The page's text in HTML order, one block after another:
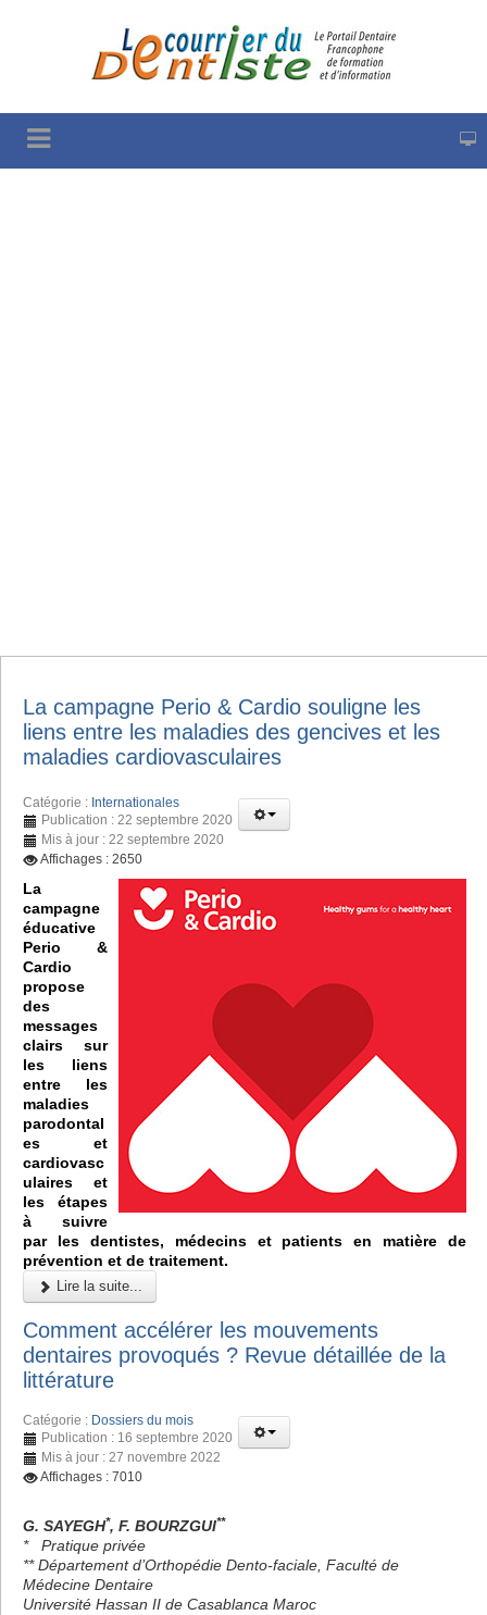
La campagne Perio & Cardio souligne les
liens entre les maladies des gencives et les
maladies cardiovasculaires
Catégorie : Internationales
Publication : 22 septembre 2020
Mis à jour : 22 septembre 2020
Affichages : 2650
La
campagne
éducative
Perio &
Cardio
propose
des
messages
clairs sur
les liens
entre les
maladies
parodontal
es et
cardiovasc
ulaires et
les étapes
à suivre
par les dentistes, médecins et patients en matière de
prévention et de traitement.
Lire la suite...
Comment accélérer les mouvements
dentaires provoqués ? Revue détaillée de la
littérature
Catégorie : Dossiers du mois
Publication : 16 septembre 2020
Mis à jour : 27 novembre 2022
Affichages : 7010
G. SAYEGH*, F. BOURZGUI**
*
Pratique privée
** Département d’Orthopédie Dento-faciale, Faculté de
Médecine Dentaire
Université Hassan II de Casablanca Maroc